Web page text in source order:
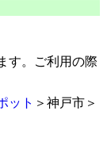
す。ご利用の際
ット ＞神戸市＞